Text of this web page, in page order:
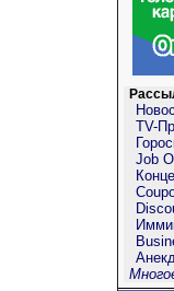
TV-
Job